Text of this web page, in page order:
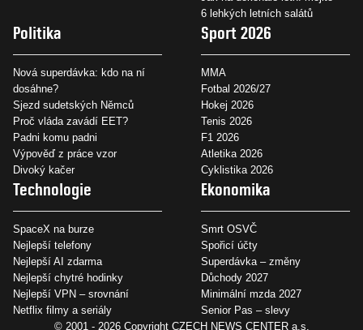
6 lehkých letních salátů
Politika
Nová superdávka: kdo na ní
dosáhne?
Sjezd sudetských Němců
Proč vláda zavádí EET?
Padni komu padni
Výpověď z práce vzor
Divoký kačer
Sport 2026
MMA
Fotbal 2026/27
Hokej 2026
Tenis 2026
F1 2026
Atletika 2026
Cyklistika 2026
Technologie
SpaceX na burze
Nejlepší telefony
Nejlepší AI zdarma
Nejlepší chytré hodinky
Nejlepší VPN – srovnání
Netflix filmy a seriály
Ekonomika
Smrt OSVČ
Spořicí účty
Superdávka – změny
Důchody 2027
Minimální mzda 2027
Senior Pas – slevy
© 2001 - 2026 Copyright CZECH NEWS CENTER a.s.